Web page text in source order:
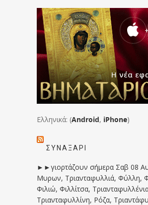
Ελληνικά: (Android, iPhone)
ΣΥΝΑΞΆΡΙ
►►γιορτάζουν σήμερα Σαβ 08
Μυρων, Τριανταφυλλιά, Φύλλη,
Φιλιώ, Φιλλίτσα,
Τριανταφυλλίνη, Ρόζα,